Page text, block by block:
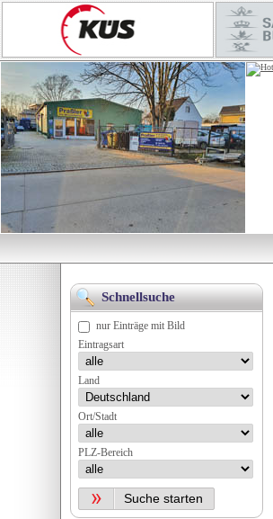
Schnellsuche
nur Einträge mit Bild
Eintragsart
Land
Ort/Stadt
PLZ-Bereich